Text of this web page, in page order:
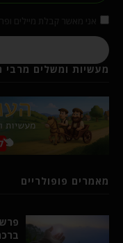
מעשיות ומשלים מרבי
מאמרים פופולריים